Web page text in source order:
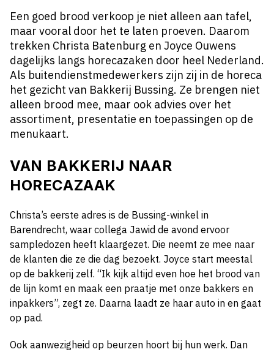
Een goed brood verkoop je niet alleen aan tafel,
maar vooral door het te laten proeven. Daarom
trekken Christa Batenburg en Joyce Ouwens
dagelijks langs horecazaken door heel Nederland.
Als buitendienstmedewerkers zijn zij in de horeca
het gezicht van Bakkerij Bussing. Ze brengen niet
alleen brood mee, maar ook advies over het
assortiment, presentatie en toepassingen op de
menukaart.
VAN BAKKERIJ NAAR
HORECAZAAK
Christa’s eerste adres is de Bussing-winkel in
Barendrecht, waar collega Jawid de avond ervoor
sampledozen heeft klaargezet. Die neemt ze mee naar
de klanten die ze die dag bezoekt. Joyce start meestal
op de bakkerij zelf. “Ik kijk altijd even hoe het brood van
de lijn komt en maak een praatje met onze bakkers en
inpakkers”, zegt ze. Daarna laadt ze haar auto in en gaat
op pad.
Ook aanwezigheid op beurzen hoort bij hun werk. Dan